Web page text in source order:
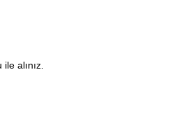
alınız.